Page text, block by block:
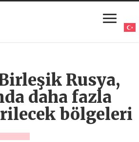
Rusya,
daha fazla
bölgeleri